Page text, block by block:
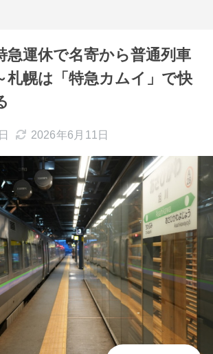
急運休で名寄から普通列車
札幌は「特急カムイ」で快
2026年6月11日